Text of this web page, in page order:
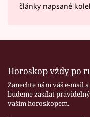
články napsané
Horoskop vždy po
Zanechte nám váš e-mail
budeme zasílat
vaším horoskopem.